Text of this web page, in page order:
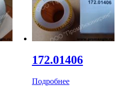
172.01406
Подробнее